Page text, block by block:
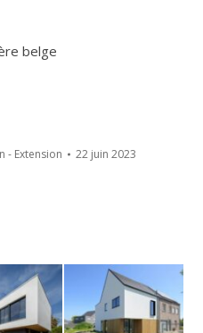
belge
- Extension 22 juin 2023